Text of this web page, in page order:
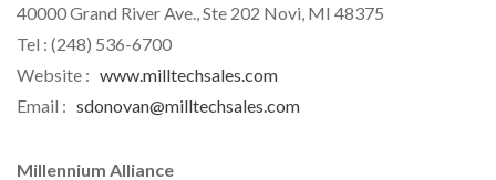
40000 Grand River Ave., Ste 202 Novi, MI 48375
Tel : (248) 536-6700
Website : www.milltechsales.com
Email : sdonovan@milltechsales.com
Millennium Alliance